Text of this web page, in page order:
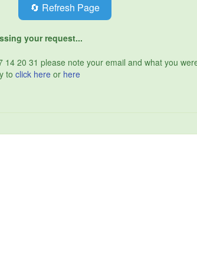
🔄 Refresh Page
your request...
20 31 please note your email and what you
to click here or here